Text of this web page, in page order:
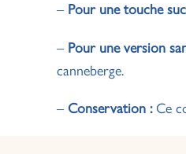
– Pour une touche
– Pour une version
canneberge.
– Conservation :Ce